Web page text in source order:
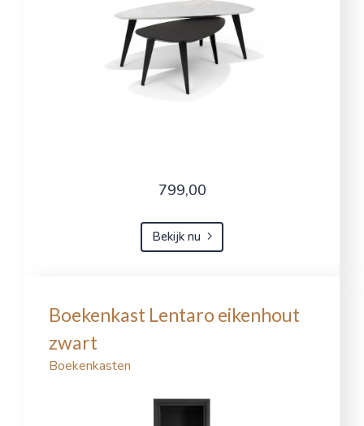
799,00
Bekijk nu
Boekenkast Lentaro eikenhout
zwart
Boekenkasten